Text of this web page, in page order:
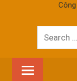
Search
for: